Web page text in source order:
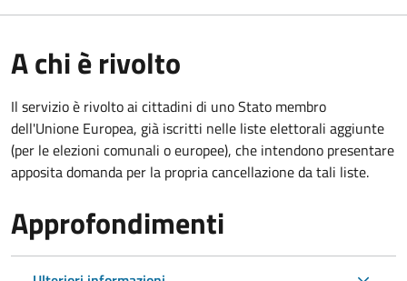
A chi è rivolto
Il servizio è rivolto ai cittadini di uno Stato membro
dell'Unione Europea, già iscritti nelle liste elettorali aggiunte
(per le elezioni comunali o europee), che intendono presentare
apposita domanda per la propria cancellazione da tali liste.
Approfondimenti